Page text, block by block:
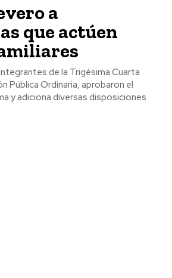
a
que actúen
de la Trigésima Cuarta
Pública Ordinaria, aprobaron el
y adiciona diversas disposiciones